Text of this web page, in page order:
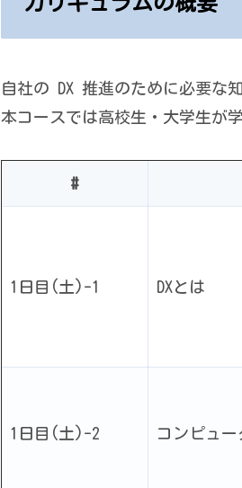
自社の DX 推進のために必要な
本コースでは高校生・大学生が
#
1日目(土)-1 DXとは
1日目(土)-2 コンピュ